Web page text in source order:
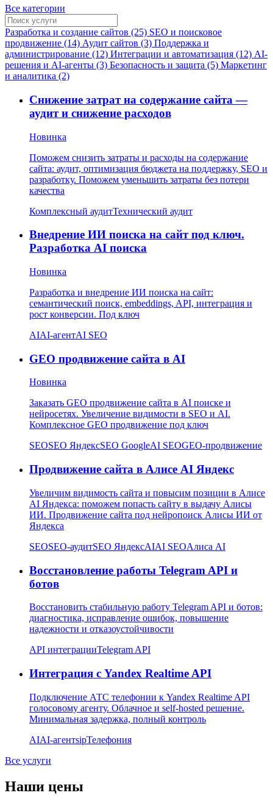
Все категории
Разработка и создание сайтов (25) SEO и поисковое
продвижение (14) Аудит сайтов (3) Поддержка и
администрирование (12) Интеграции и автоматизация (12) AI-
решения и AI-агенты (3) Безопасность и защита (5) Маркетинг
и аналитика (2)
Снижение затрат на содержание сайта —
аудит и снижение расходов
Новинка
Поможем снизить затраты и расходы на содержание
сайта: аудит, оптимизация бюджета на поддержку, SEO и
разработку. Поможем уменьшить затраты без потери
качества
Комплексный аудитТехнический аудит
Внедрение ИИ поиска на сайт под ключ.
Разработка AI поиска
Новинка
Разработка и внедрение ИИ поиска на сайт:
семантический поиск, embeddings, API, интеграция и
рост конверсии. Под ключ
AIAI-агентAI SEO
GEO продвижение сайта в AI
Новинка
Заказать GEO продвижение сайта в AI поиске и
нейросетях. Увеличение видимости в SEO и AI.
Комплексное GEO продвижение под ключ
SEOSEO ЯндексSEO GoogleAI SEOGEO-продвижение
Продвижение сайта в Алисе AI Яндекс
Увеличим видимость сайта и повысим позиции в Алисе
AI Яндекса: поможем попасть сайту в выдачу Алисы
ИИ. Продвижение сайта под нейропоиск Алисы ИИ от
Яндекса
SEOSEO-аудитSEO ЯндексAIAI SEOАлиса AI
Восстановление работы Telegram API и
ботов
Восстановить стабильную работу Telegram API и ботов:
диагностика, исправление ошибок, повышение
надежности и отказоустойчивости
API интеграцииTelegram API
Интеграция с Yandex Realtime API
Подключение АТС телефонии к Yandex Realtime API
голосовому агенту. Облачное и self-hosted решение.
Минимальная задержка, полный контроль
AIAI-агентsipТелефония
Все услуги
Наши цены